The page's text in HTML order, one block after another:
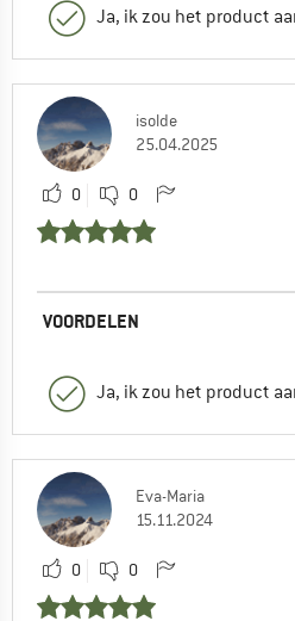
Ja, ik zou het product
isolde
25.04.2025
0 0
VOORDELEN
Ja, ik zou het product
Eva-Maria
15.11.2024
0 0